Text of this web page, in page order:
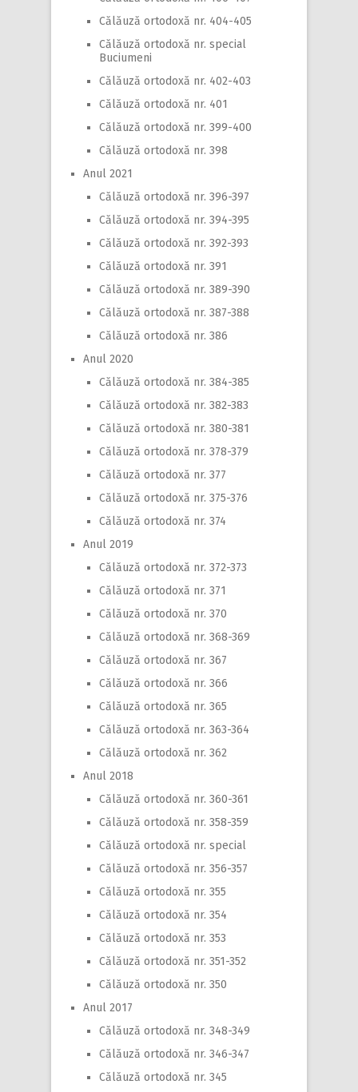
Călăuză ortodoxă nr. 404-405
Călăuză ortodoxă nr. special
Buciumeni
Călăuză ortodoxă nr. 402-403
Călăuză ortodoxă nr. 401
Călăuză ortodoxă nr. 399-400
Călăuză ortodoxă nr. 398
Anul 2021
Călăuză ortodoxă nr. 396-397
Călăuză ortodoxă nr. 394-395
Călăuză ortodoxă nr. 392-393
Călăuză ortodoxă nr. 391
Călăuză ortodoxă nr. 389-390
Călăuză ortodoxă nr. 387-388
Călăuză ortodoxă nr. 386
Anul 2020
Călăuză ortodoxă nr. 384-385
Călăuză ortodoxă nr. 382-383
Călăuză ortodoxă nr. 380-381
Călăuză ortodoxă nr. 378-379
Călăuză ortodoxă nr. 377
Călăuză ortodoxă nr. 375-376
Călăuză ortodoxă nr. 374
Anul 2019
Călăuză ortodoxă nr. 372-373
Călăuză ortodoxă nr. 371
Călăuză ortodoxă nr. 370
Călăuză ortodoxă nr. 368-369
Călăuză ortodoxă nr. 367
Călăuză ortodoxă nr. 366
Călăuză ortodoxă nr. 365
Călăuză ortodoxă nr. 363-364
Călăuză ortodoxă nr. 362
Anul 2018
Călăuză ortodoxă nr. 360-361
Călăuză ortodoxă nr. 358-359
Călăuză ortodoxă nr. special
Călăuză ortodoxă nr. 356-357
Călăuză ortodoxă nr. 355
Călăuză ortodoxă nr. 354
Călăuză ortodoxă nr. 353
Călăuză ortodoxă nr. 351-352
Călăuză ortodoxă nr. 350
Anul 2017
Călăuză ortodoxă nr. 348-349
Călăuză ortodoxă nr. 346-347
Călăuză ortodoxă nr. 345